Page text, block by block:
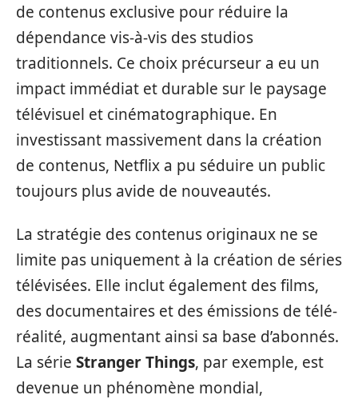
de contenus exclusive pour réduire la
dépendance vis-à-vis des studios
traditionnels. Ce choix précurseur a eu un
impact immédiat et durable sur le paysage
télévisuel et cinématographique. En
investissant massivement dans la création
de contenus, Netflix a pu séduire un public
toujours plus avide de nouveautés.
La stratégie des contenus originaux ne se
limite pas uniquement à la création de séries
télévisées. Elle inclut également des films,
des documentaires et des émissions de télé-
réalité, augmentant ainsi sa base d’abonnés.
La série Stranger Things, par exemple, est
devenue un phénomène mondial,